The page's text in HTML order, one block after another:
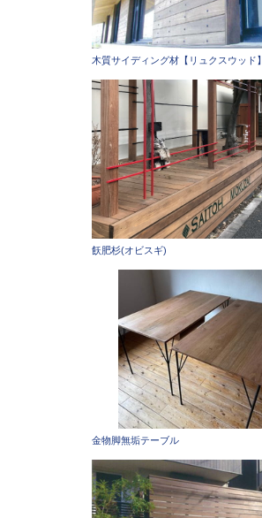
木質サイディング材【リュクスウッド】
飫肥杉(オビスギ)
金物脚無垢テーブル